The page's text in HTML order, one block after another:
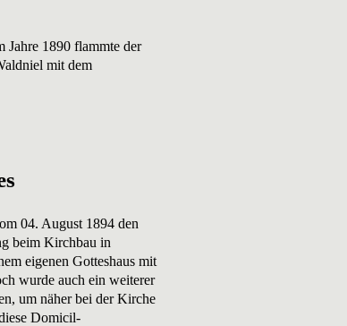
Jahre 1890 flammte der
mit dem
04. August 1894 den
beim Kirchbau in
eigenen Gotteshaus mit
wurde auch ein weiterer
um näher bei der Kirche
Domicil-